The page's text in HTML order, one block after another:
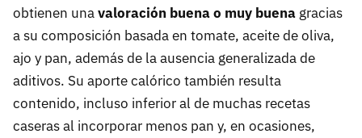
obtienen unavaloración buena o muy buena gracias
a su composición basada en tomate, aceite de oliva,
ajo y pan, además de la ausencia generalizada de
aditivos. Su aporte calórico también resulta
contenido, incluso inferior al de muchas recetas
caseras al incorporar menos pan y, en ocasiones,